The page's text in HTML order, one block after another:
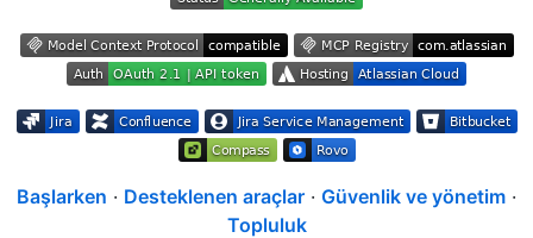
Başlarken · Desteklenen araçlar · Güvenlik ve yönetim ·
Topluluk